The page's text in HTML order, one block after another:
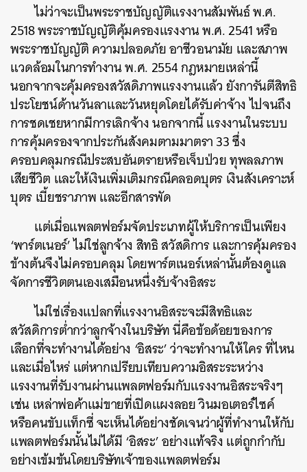
ไม่ว่าจะเป็นพระราชบัญญัติแรงงานสัมพันธ์ พ.ศ.
2518 พระราชบัญญัติคุ้มครองแรงงาน พ.ศ. 2541 หรือ
พระราชบัญญัติ ความปลอดภัย อาชีวอนามัย และสภาพ
แวดล้อมในการทำงาน พ.ศ. 2554 กฎหมายเหล่านี้
นอกจากจะคุ้มครองสวัสดิภาพแรงงานแล้ว ยังการันตีสิทธิ
ประโยชน์ด้านวันลาและวันหยุดโดยได้รับค่าจ้าง ไปจนถึง
การชดเชยหากมีการเลิกจ้าง นอกจากนี้ แรงงานในระบบ
การคุ้มครองจากประกันสังคมตามมาตรา 33 ซึ่ง
ครอบคลุมกรณีประสบอันตรายหรือเจ็บป่วย ทุพลลภาพ
เสียชีวิต และให้เงินเพิ่มเติมกรณีคลอดบุตร เงินสังเคราะห์
บุตร เบี้ยชราภาพ และอีกสารพัด
แต่เมื่อแพลตฟอร์มจัดประเภทผู้ให้บริการเป็นเพียง
‘พาร์ตเนอร์’ ไม่ใช่ลูกจ้าง สิทธิ สวัสดิการ และการคุ้มครอง
ข้างต้นจึงไม่ครอบคลุม โดยพาร์ตเนอร์เหล่านั้นต้องดูแล
จัดการชีวิตตนเองเสมือนหนึ่งรับจ้างอิสระ
ไม่ใช่เรื่องแปลกที่แรงงานอิสระจะมีสิทธิและ
สวัสดิการต่ำกว่าลูกจ้างในบริษัท นี่คือข้อด้อยของการ
เลือกที่จะทำงานได้อย่าง ‘อิสระ’ ว่าจะทำงานให้ใคร ที่ไหน
และเมื่อไหร่ แต่หากเปรียบเทียบความอิสระระหว่าง
แรงงานที่รับงานผ่านแพลตฟอร์มกับแรงงานอิสระจริงๆ
เช่น เหล่าพ่อค้าแม่ขายที่เปิดแผงลอย วินมอเตอร์ไซค์
หรือคนขับแท็กซี่ จะเห็นได้อย่างชัดเจนว่าผู้ที่ทำงานให้กับ
แพลตฟอร์มนั้นไม่ได้มี ‘อิสระ’ อย่างแท้จริง แต่ถูกกำกับ
อย่างเข้มข้นโดยบริษัทเจ้าของแพลตฟอร์ม